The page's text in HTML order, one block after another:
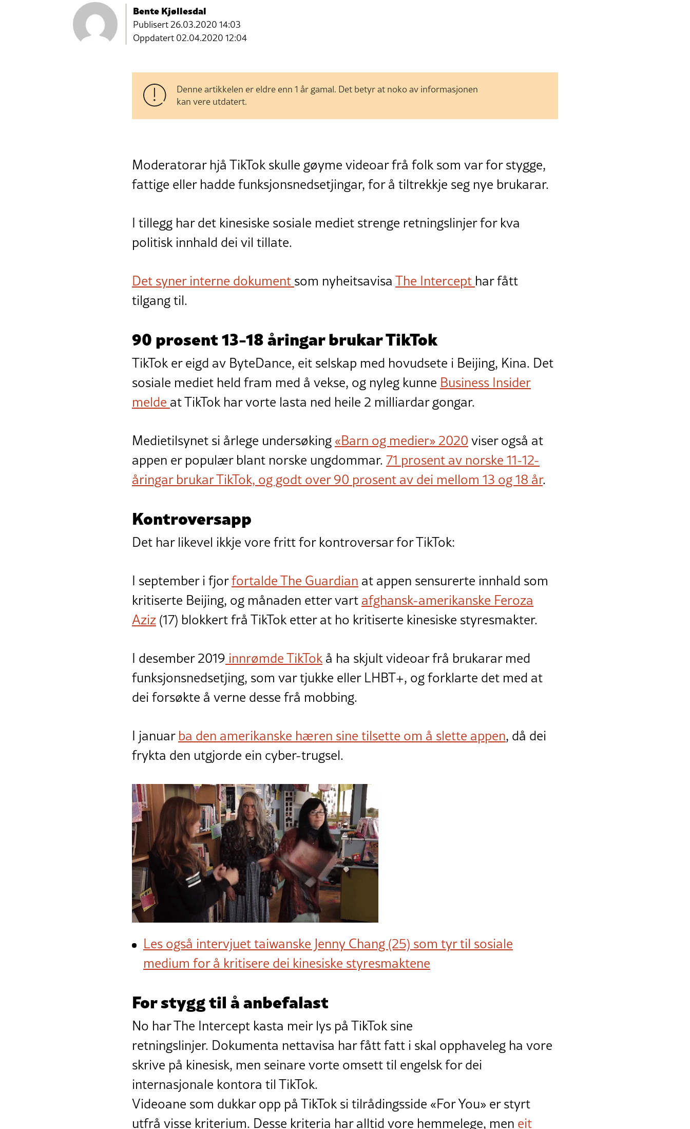
Bente Kjøllesdal
Publisert26.03.2020 14:03
Oppdatert 02.04.2020 12:04
Denne artikkelen er eldre enn 1 år gamal. Det betyr at noko av informasjonen
kan vere utdatert.
Moderatorar hjå TikTok skulle gøyme videoar frå folk som var for stygge,
fattige eller hadde funksjonsnedsetjingar, for å tiltrekkje seg nye brukarar.
I tillegg har det kinesiske sosiale mediet strenge retningslinjer for kva
politisk innhald dei vil tillate.
Det syner interne dokumentsom nyheitsavisaThe Intercept har fått
tilgang til.
90 prosent 13-18 åringar brukar TikTok
TikTok er eigd av ByteDance, eit selskap med hovudsete i Beijing, Kina. Det
sosiale mediet held fram med å vekse, og nyleg kunne Business Insider
melde at TikTok har vorte lasta ned heile 2 milliardar gongar.
Medietilsynet si årlege undersøking«Barn og medier» 2020viser også at
appen er populær blant norske ungdommar.71 prosent av norske 11-12-
åringar brukar TikTok, og godt over 90 prosent av dei mellom 13 og 18 år.
Kontroversapp
Det har likevel ikkje vore fritt for kontroversar for TikTok:
I september i fjorfortalde The Guardian at appen sensurerte innhald som
kritiserte Beijing, og månaden etter vartafghansk-amerikanske Feroza
Aziz(17) blokkert frå TikTok etter at ho kritiserte kinesiske styresmakter.
I desember 2019 innrømde TikTokå ha skjult videoar frå brukarar med
funksjonsnedsetjing, som var tjukke eller LHBT+, og forklarte det med at
dei forsøkte å verne desse frå mobbing.
I januarba den amerikanske hæren sine tilsette om å slette appen, då dei
frykta den utgjorde ein cyber-trugsel.
Les også intervjuet taiwanske Jenny Chang (25) som tyr til sosiale
medium for å kritisere dei kinesiske styresmaktene
For stygg til å anbefalast
No har The Intercept kasta meir lys på TikTok sine
retningslinjer. Dokumenta nettavisa har fått fatt i skal opphaveleg ha vore
skrive på kinesisk, men seinare vorte omsett til engelsk for dei
internasjonale kontora til TikTok.
Videoane som dukkar opp på TikTok si tilrådingsside «For You» er styrt
utfrå visse kriterium. Desse kriteria har alltid vore hemmelege, men eit